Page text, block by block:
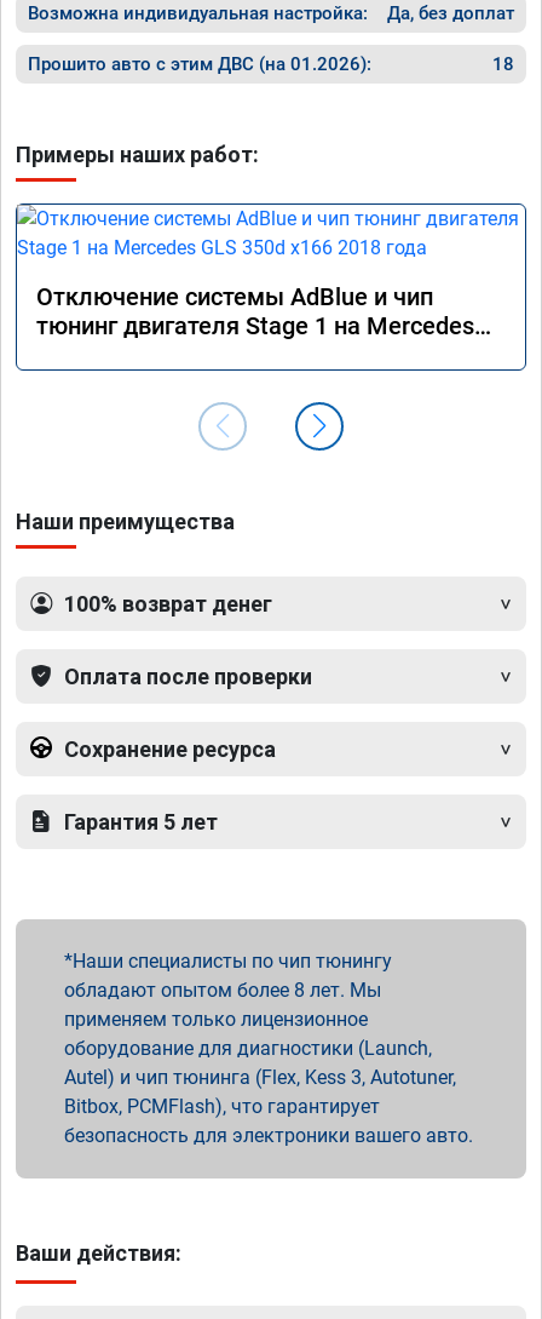
Возможна индивидуальная настройка: Да, без доплат
Прошито авто с этим ДВС (на 01.2026): 18
Примеры наших работ:
Отключение системы AdBlue и чип
тюнинг двигателя Stage 1 на Mercedes
Наши преимущества
100% возврат денег
Оплата после проверки
Сохранение ресурса
Гарантия 5 лет
Наши специалисты по чип тюнингу
обладают опытом более 8 лет. Мы
применяем только лицензионное
оборудование для диагностики (Launch,
Autel) и чип тюнинга (Flex, Kess 3, Autotuner,
Bitbox, PCMFlash), что гарантирует
безопасность для электроники вашего авто.
Ваши действия: